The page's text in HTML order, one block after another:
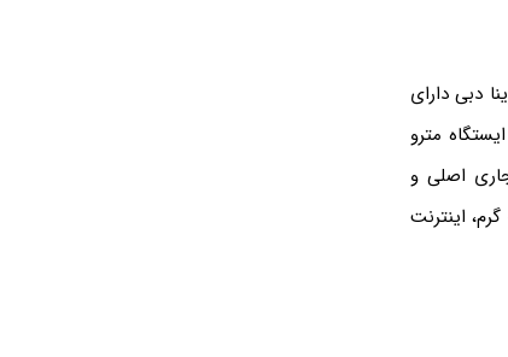
۴ ستاره در منطقه مارینا دبی دارای
مترو
اصلی و
اینترنت